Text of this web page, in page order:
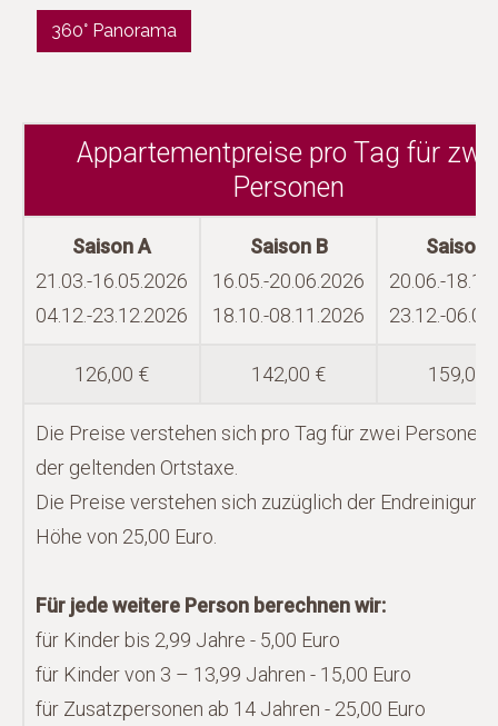
360° Panorama
Appartementpreise pro Tag für
Personen
Saison A
21.03.-16.05.2026
04.12.-23.12.2026
Saison B
16.05.-20.06.2026
18.10.-08.11.2026
Saison
20.06.-
23.12.-
126,00 € 142,00 € 159,00
Die Preise verstehen sich pro Tag für zwei Personen
der geltenden Ortstaxe.
Die Preise verstehen sich zuzüglich der Endreinigung
Höhe von 25,00 Euro.
Für jede weitere Person berechnen wir:
für Kinder bis 2,99 Jahre - 5,00 Euro
für Kinder von 3 – 13,99 Jahren - 15,00 Euro
für Zusatzpersonen ab 14 Jahren - 25,00 Euro